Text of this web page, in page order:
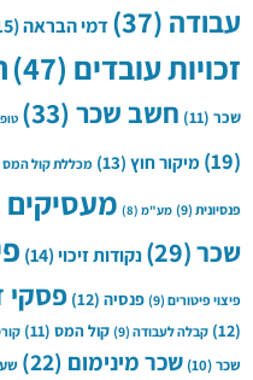
עבודה(37) דמי הבראה(15)
זכויות עובדים(47)
שכר(11) חשב שכר(33) טופס 101
מיקור חוץ(13) מכללת קול המס(9)
פנסיונית(9) מע"מ(8) מעסיקים(44)
שכר(29) נקודות זיכוי(14)
פיצוי פיטורים(9) פנסיה(12) פסקי
קבלה לעבודה(9) קול המס(11) קורס
שכר(10) שכר מינימום(22)